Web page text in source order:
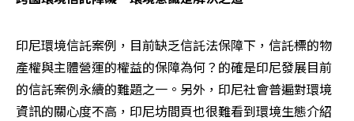
印尼環境信託案例，目前缺乏信託法保障下，信託標的物
產權與主體營運的權益的保障為何？的確是印尼發展目前
的信託案例永續的難題之一。另外，印尼社會普遍對環境
資訊的關心度不高，印尼坊間頁也很難看到環境生態介紹